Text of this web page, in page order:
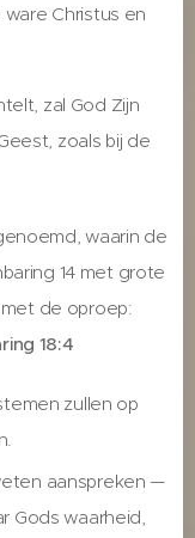
Christus en
zal God Zijn
zoals bij de
waarin de
14 met grote
de oproep:
18:4
zullen op
aanspreken —
Gods waarheid,